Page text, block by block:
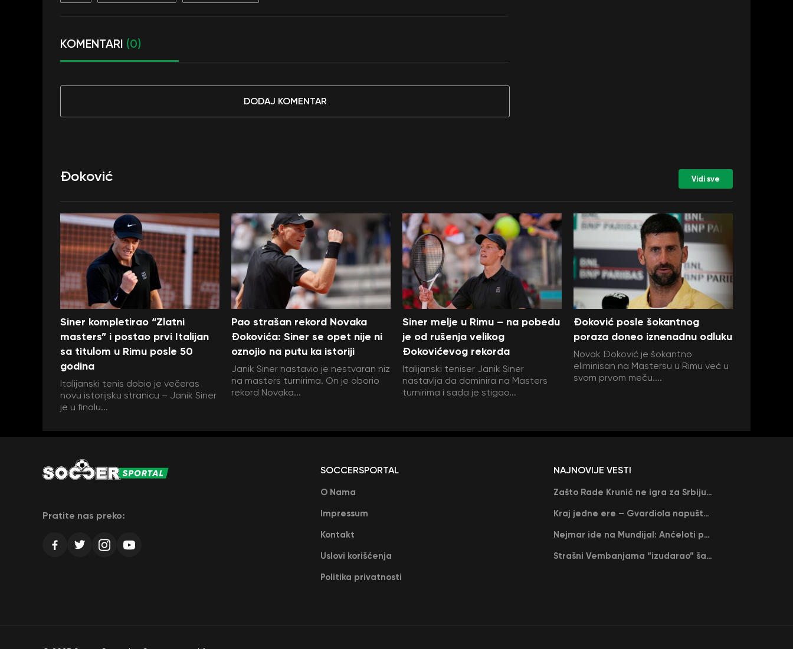
KOMENTARI (0)
DODAJ KOMENTAR
Đoković Vidi sve
Siner kompletirao “Zlatni
masters” i postao prvi Italijan
sa titulom u Rimu posle 50
godina
Italijanski tenis dobio je večeras
novu istorijsku stranicu – Janik Siner
je u finalu...
Pao strašan rekord Novaka
Đokovića: Siner se opet nije ni
oznojio na putu ka istoriji
Janik Siner nastavio je nestvaran niz
na masters turnirima. On je oborio
rekord Novaka...
Siner melje u Rimu – na pobedu
je od rušenja velikog
Đokovićevog rekorda
Italijanski teniser Janik Siner
nastavlja da dominira na Masters
turnirima i sada je stigao...
Đoković posle šokantnog
poraza doneo iznenadnu odluku
Novak Đoković je šokantno
eliminisan na Mastersu u Rimu već u
svom prvom meču....
Pratite nas preko:
SOCCERSPORTAL
O Nama
Impressum
Kontakt
Uslovi korišćenja
Politika privatnosti
NAJNOVIJE VESTI
Zašto Rade Krunić ne igra za Srbiju? “Iako su mi obećali, niko me nije zvao…”
Kraj jedne ere – Gvardiola napušta Siti na kraju sezone, menja ga njegov nekadašnji rival
Nejmar ide na Mundijal: Anćeloti pročitao njegovo ime, Brazil u delirijumu (VIDEO)
Strašni Vembanjama “izudarao” šampiona za brejk: San Antonio poveo protiv Oklahome